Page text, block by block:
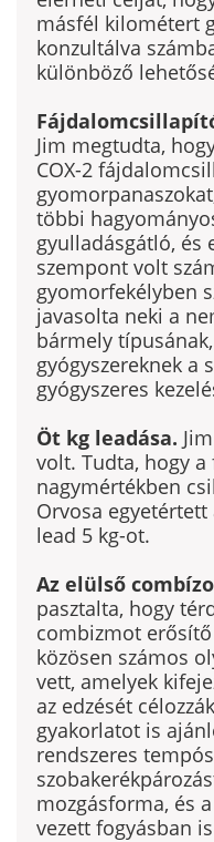
másfél kilométert
konzultálva
különböző
Jim megtudta,
COX-2
többi
gyulladásgátló, és
szempont volt
gyomorfekély­ben
javasolta neki a
bármely
gyógyszereknek a
gyógyszeres
Öt kg leadása.
volt. Tudta, hogy
nagy­mértékben
Orvosa
lead 5 kg-ot.
Az elülső
pasztalta, hogy
combizmot
kö­zösen számos
vett, amelyek
az edzé­sét
gyakorlatot is
rendszeres
mozgásforma, és
vezett fogyásban